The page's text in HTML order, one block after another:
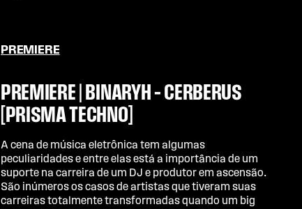
PREMIERE
PREMIERE | BINARYH – CERBERUS
[PRISMA TECHNO]
A cena de música eletrônica tem algumas
peculiaridades e entre elas está a importância de um
suporte na carreira de um DJ e produtor em ascensão.
São inúmeros os casos de artistas que tiveram suas
carreiras totalmente transformadas quando um big